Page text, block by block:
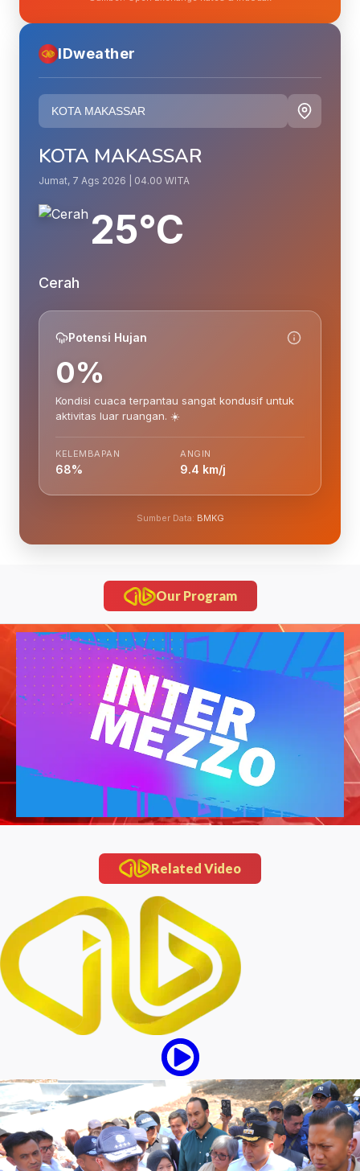
IDweather
KOTA MAKASSAR
Jumat, 7 Ags 2026 | 04.00 WITA
25°C
Cerah
Potensi Hujan
0%
Kondisi cuaca terpantau sangat kondusif untuk
aktivitas luar ruangan. ☀️
KELEMBAPAN
68%
ANGIN
9.4 km/j
Sumber Data: BMKG
Our Program
Related Video